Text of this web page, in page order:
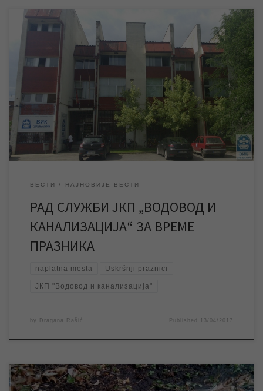
ЈКП „Водовод и канализација“ Зрењанин обавештава
кориснике да за време Ускршњих празника шалтер Службе
информисања за предају захтева и инфо-пулт, као и благајна
у згради ЈКП „Водовод и канализација“ у Петефијевој 3 у
Зрењанину неће радити у петак 14.04.2017. године и
понедељак 17.04.2017. године. Поменутих дана неће радити ни
наплатна […]
ВЕСТИ НАЈНОВИЈЕ ВЕСТИ
РАД СЛУЖБИ ЈКП „ВОДОВОД И
КАНАЛИЗАЦИЈА“ ЗА ВРЕМЕ
ПРАЗНИКА
naplatna mesta Uskršnji praznici
ЈКП "Водовод и канализација"
by Dragana Rašić Published 13/04/2017